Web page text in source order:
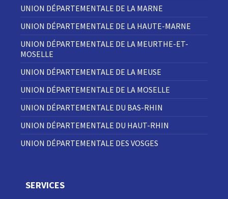
UNION DÉPARTEMENTALE DE LA MARNE
UNION DÉPARTEMENTALE DE LA HAUTE-MARNE
UNION DÉPARTEMENTALE DE LA MEURTHE-ET-
MOSELLE
UNION DÉPARTEMENTALE DE LA MEUSE
UNION DÉPARTEMENTALE DE LA MOSELLE
UNION DÉPARTEMENTALE DU BAS-RHIN
UNION DÉPARTEMENTALE DU HAUT-RHIN
UNION DÉPARTEMENTALE DES VOSGES
SERVICES